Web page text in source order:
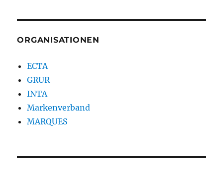
ORGANISATIONEN
ECTA
GRUR
INTA
Markenverband
MARQUES